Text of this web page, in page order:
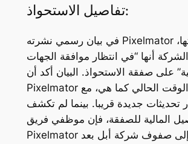
تفاصيل الاستحواذ:
في بيان رسمي نشرته Pixelmator على مدونتها،
أنها “في انتظار موافقة الجهات
على صفقة الاستحواذ. البيان أكد أن
Pixelmator ستظل في الوقت الحالي كما هي، مع
تحديثات جديدة قريبا. بينما لم تكشف
المالية للصفقة، فإن موظفي فريق
Pixelmator سيُضَمّون إلى صفوف شركة أبل بعد